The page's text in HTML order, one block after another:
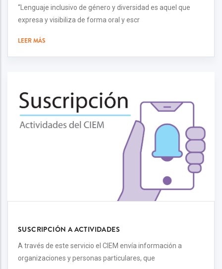
“Lenguaje inclusivo de género y diversidad es aquel que
expresa y visibiliza de forma oral y escr
LEER MÁS
SUSCRIPCIÓN A ACTIVIDADES
A través de este servicio el CIEM envía información a
organizaciones y personas particulares, que